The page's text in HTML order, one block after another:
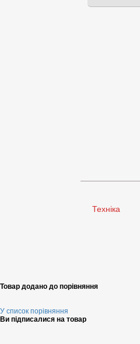
Техніка
Товар додано до порівняння
У список порівняння
Ви підписалися на товар